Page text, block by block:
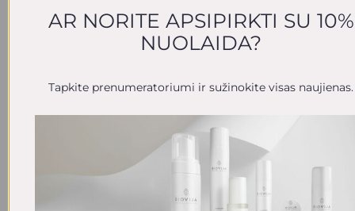
ir jų patirčiai naudojant produktą
Kita priežastis, dėl kurios kvapai patenka į
daugelis kosmetikos gaminių natūraliai
kvepia ne itin gerai. Gražus, sklindantis
kvapas padeda uždengti ne tokį malonų
įprastą produkto kvapą. Tačiau yra
AR NORITE APSIPIRKTI SU 10%
NUOLAIDA?
Tapkite prenumeratoriumi ir sužinokite visas naujienas.